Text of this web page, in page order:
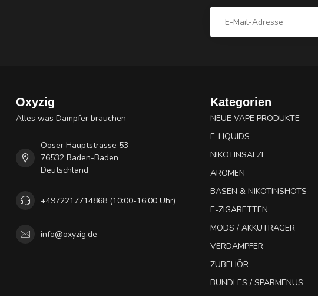
Oxyzig
Alles was Dampfer brauchen
Ooser Hauptstrasse 53
76532 Baden-Baden
Deutschland
+4972217714868 (10:00-16:00 Uhr)
info@oxyzig.de
Kategorien
NEUE VAPE PRODUKTE
E-LIQUIDS
NIKOTINSALZE
AROMEN
BASEN & NIKOTINSHOTS
E-ZIGARETTEN
MODS / AKKUTRÄGER
VERDAMPFER
ZUBEHÖR
BUNDLES / SPARMENÜS